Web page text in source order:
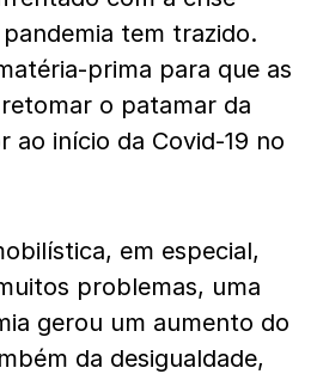
tem trazido.
prima para que as
o patamar da
ao início da Covid-19 no
em especial,
problemas, uma
gerou um aumento do
da desigualdade,